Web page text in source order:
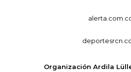
Organización Ardila